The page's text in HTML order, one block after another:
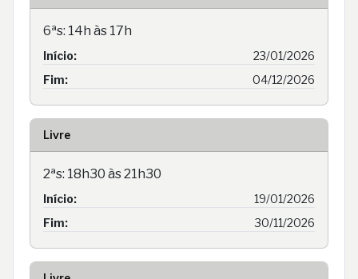
6ªs: 14h às 17h
Início:
23/01/2026
Fim:
04/12/2026
Livre
2ªs: 18h30 às 21h30
Início:
19/01/2026
Fim:
30/11/2026